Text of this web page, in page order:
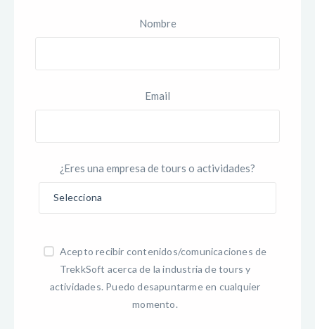
Nombre
Email
¿Eres una empresa de tours o actividades?
Acepto recibir contenidos/comunicaciones de
TrekkSoft acerca de la industria de tours y
actividades. Puedo desapuntarme en cualquier
momento.